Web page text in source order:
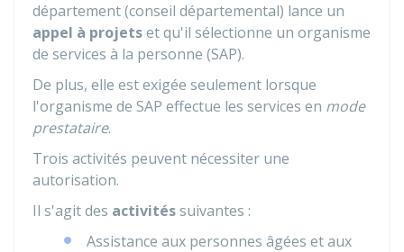
département (conseil départemental) lance un
appel à projetset qu'il sélectionne un organisme
de services à la personne (SAP).
De plus, elle est exigée seulement lorsque
l'organisme de SAP effectue les services en mode
prestataire.
Trois activités peuvent nécessiter une
autorisation.
Il s'agit des activitéssuivantes :
Assistance aux personnes âgées et aux